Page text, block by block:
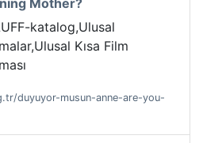
Mother?
katalog,Ulusal
Kısa Film
duyuyor-musun-anne-are-you-